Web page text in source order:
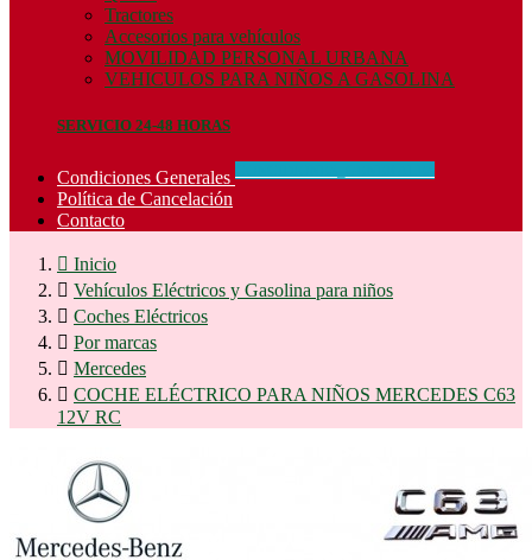
Tractores
Accesorios para vehículos
MOVILIDAD PERSONAL URBANA
VEHICULOS PARA NIÑOS A GASOLINA
SERVICIO 24-48 HORAS
Condiciones Generales
Política de Cancelación
Contacto
 Inicio
 Vehículos Eléctricos y Gasolina para niños
 Coches Eléctricos
 Por marcas
 Mercedes
 COCHE ELÉCTRICO PARA NIÑOS MERCEDES C63
12V RC